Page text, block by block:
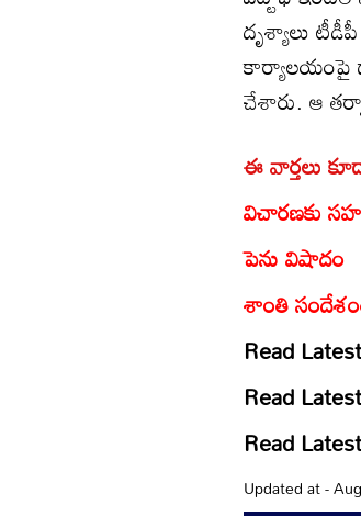
దృశ్యాలు
కార్యాలయంపై
చేశారు. ఆ
ఈ వార్తలు
విచారణకు
పెను విషాదం
శాంతి
Read
Read
Read
Updated at -